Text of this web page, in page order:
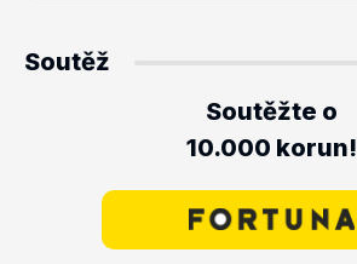
Soutěž
Soutěžte o
10.000 korun!